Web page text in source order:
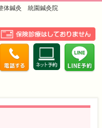
体鍼灸 統園鍼灸院